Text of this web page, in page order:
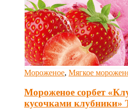
Мороженое, Мягкое
Мороженое сорбет
кусочками клубники»